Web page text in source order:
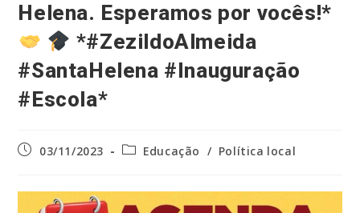
Helena. Esperamos por vocês!*
*#ZezildoAlmeida
#SantaHelena #Inauguração
#Escola*
Post03/11/2023
Categoria
Educação / Política local